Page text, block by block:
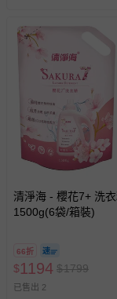
針對滿件折/滿
留商品未達活
回。
部分商品依據消
豫期範圍：
易於腐敗、
商品、食品
客製化商
報紙、期刊
新費用）。
經消費者
非以有形
清淨海 - 櫻花7+ 洗
1500g(6袋/箱裝)
66折
$1194 $1799
已售出 2